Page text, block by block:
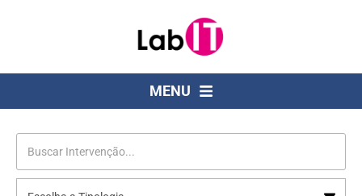
MENU